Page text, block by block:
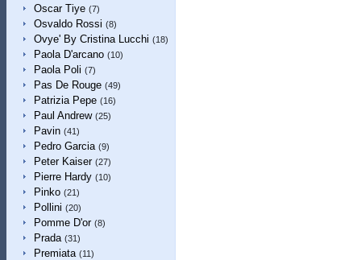
Oscar Tiye (7)
Osvaldo Rossi (8)
Ovye' By Cristina Lucchi (18)
Paola D'arcano (10)
Paola Poli (7)
Pas De Rouge (49)
Patrizia Pepe (16)
Paul Andrew (25)
Pavin (41)
Pedro Garcia (9)
Peter Kaiser (27)
Pierre Hardy (10)
Pinko (21)
Pollini (20)
Pomme D'or (8)
Prada (31)
Premiata (11)